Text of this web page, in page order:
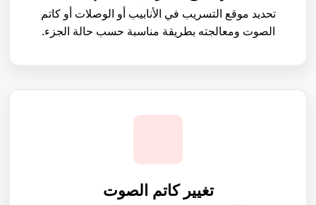
تحديد موقع التسريب في الأنابيب أو الوصلات أو كاتم
الصوت ومعالجته بطريقة مناسبة حسب حالة الجزء.
تغيير كاتم الصوت